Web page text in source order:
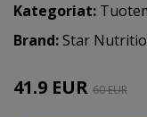
Kategoriat:
Brand:Star
41.9 EUR 60 EUR